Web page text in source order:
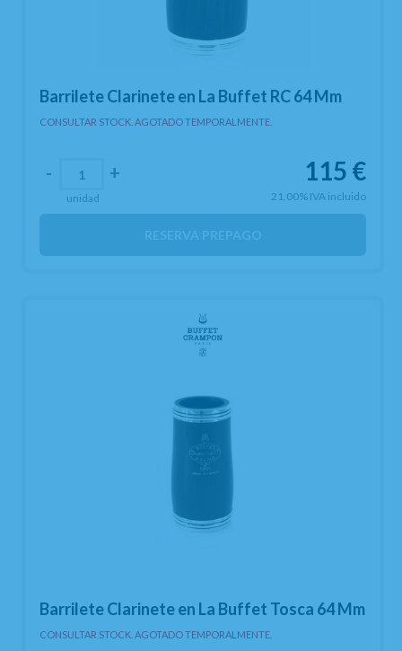
Barrilete Clarinete en La Buffet RC 64 Mm
CONSULTAR STOCK. AGOTADO TEMPORALMENTE.
115 €
21.00% IVA incluido
- +
unidad
RESERVA PREPAGO
Barrilete Clarinete en La Buffet Tosca 64 Mm
CONSULTAR STOCK. AGOTADO TEMPORALMENTE.